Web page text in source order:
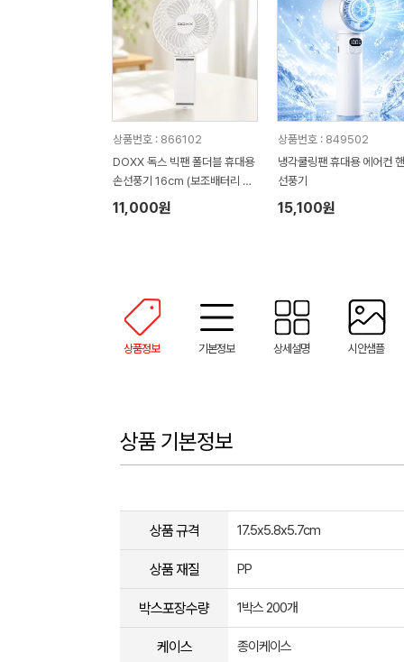
상품번호 : 866102
DOXX 독스 빅팬 폴더블 휴대용
손선풍기 16cm (보조배터리 겸
용)
11,000원
상품번호 : 849502
냉각쿨링팬 휴대용 에어컨
선풍기
15,100원
상품정보 기본정보 상세설명 시안샘플
상품 기본정보
상품 규격 17.5x5.8x5.7cm
상품 재질 PP
박스포장수량 1박스 200개
케이스 종이케이스